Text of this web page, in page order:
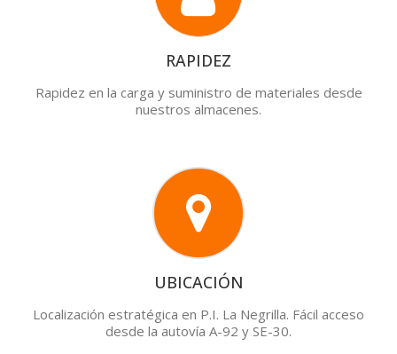
RAPIDEZ
Rapidez en la carga y suministro de materiales desde
nuestros almacenes.
UBICACIÓN
Localización estratégica en P.I. La Negrilla. Fácil acceso
desde la autovía A-92 y SE-30.